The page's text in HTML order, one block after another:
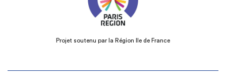
Projet soutenu par la Région Ile de France